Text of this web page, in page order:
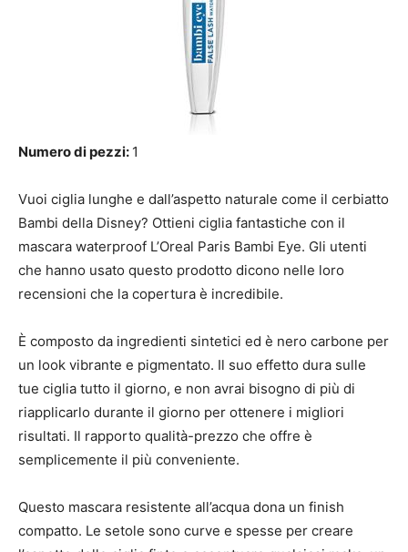
Numero di pezzi: 1
Vuoi ciglia lunghe e dall’aspetto naturale come il cerbiatto
Bambi della Disney? Ottieni ciglia fantastiche con il
mascara waterproof L’Oreal Paris Bambi Eye. Gli utenti
che hanno usato questo prodotto dicono nelle loro
recensioni che la copertura è incredibile.
È composto da ingredienti sintetici ed è nero carbone per
un look vibrante e pigmentato. Il suo effetto dura sulle
tue ciglia tutto il giorno, e non avrai bisogno di più di
riapplicarlo durante il giorno per ottenere i migliori
risultati. Il rapporto qualità-prezzo che offre è
semplicemente il più conveniente.
Questo mascara resistente all’acqua dona un finish
compatto. Le setole sono curve e spesse per creare